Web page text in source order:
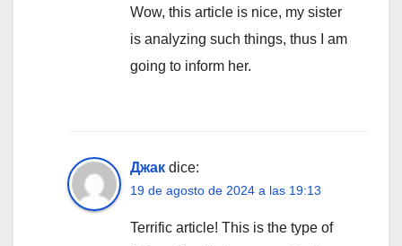
Wow, this article is nice, my sister
is analyzing such things, thus I am
going to inform her.
Джак dice:
19 de agosto de 2024 a las 19:13
Terrific article! This is the type of